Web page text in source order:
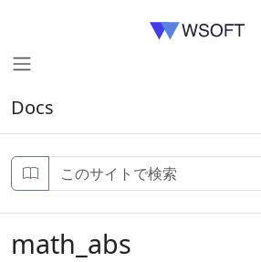
Docs
math_abs